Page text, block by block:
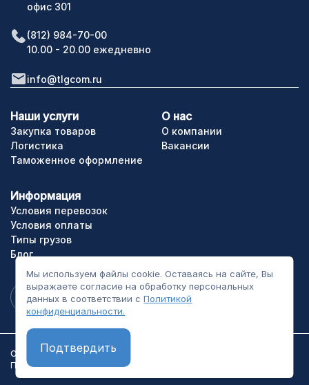
Мы используем файлы cookie. Оставаясь на сайте, Вы
выражаете согласие на обработку персональных
данных в соответствии сПолитикой
конфиденциальности.
Подтвердить
офис 301
(812) 984-70-00
10.00 - 20.00 ежедневно
info@tlgcom.ru
Закупка товаров
Наши услуги
Логистика
Таможенное оформление
О нас
О компании
Вакансии
Информация
Условия перевозок
Условия оплаты
Типы грузов
Блог
ООО «ТЛГрупп». Все права сайта защищены.
Политика конфиденциальности